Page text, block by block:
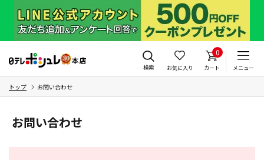
検索 お気に入り
0
カート メニュー
トップ お問い合わせ
お問い合わせ